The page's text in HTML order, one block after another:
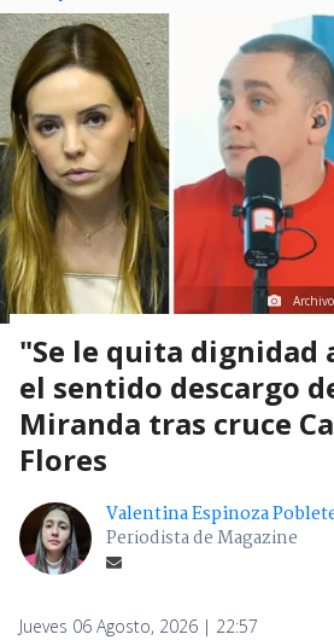
"Se le quita dignidad
el sentido descargo
Miranda tras cruce
Flores
Valentina Espinoza
Periodista de Magazine
Jueves 06 Agosto, 2026 | 22:57